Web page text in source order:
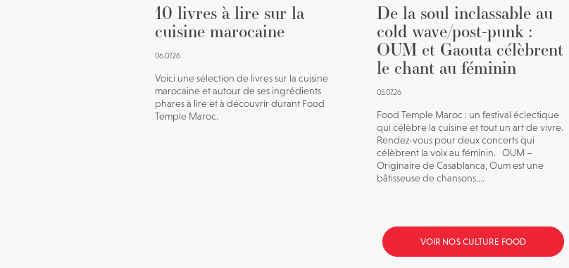
10 livres à lire sur la
cuisine marocaine
06.07.26
Voici une sélection de livres sur la cuisine
marocaine et autour de ses ingrédients
phares à lire et à découvrir durant Food
Temple Maroc.
De la soul inclassable au
cold wave/post-punk :
OUM et Gaouta célèbrent
le chant au féminin
05.07.26
Food Temple Maroc : un festival éclectique
qui célèbre la cuisine et tout un art de vivre.
Rendez-vous pour deux concerts qui
célèbrent la voix au féminin. OUM –
Originaire de Casablanca, Oum est une
bâtisseuse de chansons....
VOIR NOS CULTURE FOOD